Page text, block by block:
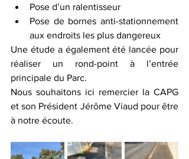
Pose d’un ralentisseur
Pose de bornes anti-stationnement
aux endroits les plus dangereux
Une étude a également été lancée pour
réaliser un rond-point à l’entrée
principale du Parc.
Nous souhaitons ici remercier la CAPG
et son Président Jérôme Viaud pour être
à notre écoute.